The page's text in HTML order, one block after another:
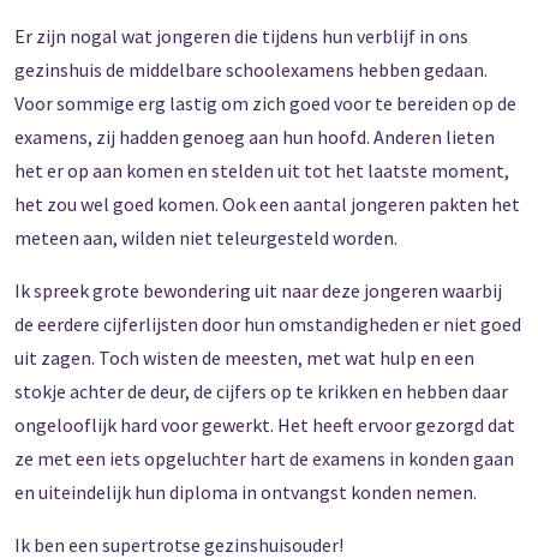
Er zijn nogal wat jongeren die tijdens hun verblijf in ons
gezinshuis de middelbare schoolexamens hebben gedaan.
Voor sommige erg lastig om zich goed voor te bereiden op de
examens, zij hadden genoeg aan hun hoofd. Anderen lieten
het er op aan komen en stelden uit tot het laatste moment,
het zou wel goed komen. Ook een aantal jongeren pakten het
meteen aan, wilden niet teleurgesteld worden.
Ik spreek grote bewondering uit naar deze jongeren waarbij
de eerdere cijferlijsten door hun omstandigheden er niet goed
uit zagen. Toch wisten de meesten, met wat hulp en een
stokje achter de deur, de cijfers op te krikken en hebben daar
ongelooflijk hard voor gewerkt. Het heeft ervoor gezorgd dat
ze met een iets opgeluchter hart de examens in konden gaan
en uiteindelijk hun diploma in ontvangst konden nemen.
Ik ben een supertrotse gezinshuisouder!